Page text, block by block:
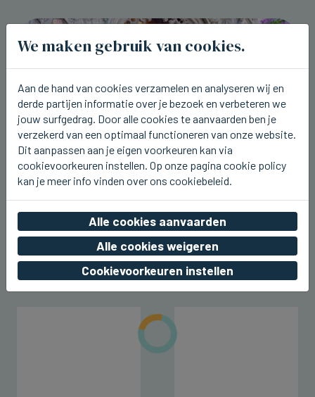
Bijzonder druk weekend in Brugge
za 08 augustus 2026, 17:16
We maken gebruik van cookies.
Aan de hand van cookies verzamelen en analyseren wij en
derde partijen informatie over je bezoek en verbeteren we
jouw surfgedrag. Door alle cookies te aanvaarden ben je
verzekerd van een optimaal functioneren van onze website.
Dit aanpassen aan je eigen voorkeuren kan via
cookievoorkeuren instellen. Op onze pagina cookie policy
kan je meer info vinden over ons cookiebeleid.
Alle cookies aanvaarden
Alle cookies weigeren
Cookievoorkeuren instellen